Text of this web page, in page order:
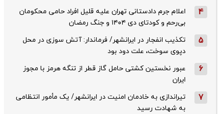
4
اعلام جرم دادستانی تهران علیه قلیل افراد حامی محکومان
بی‌رحم و کودتای دی‌ ۱۴۰۴ و جنگ رمضان
5
تکذیب ‌انفجار در ایرانشهر/ فرماندار: آتش سوزی در محل
دپوی سوخت، علت دود بود
6
عبور نخستین کشتی حامل گاز قطر از تنگه هرمز با مجوز
ایران
7
تیراندازی به خادمان امنیت در ایرانشهر/ یک مأمور انتظامی
به شهادت رسید